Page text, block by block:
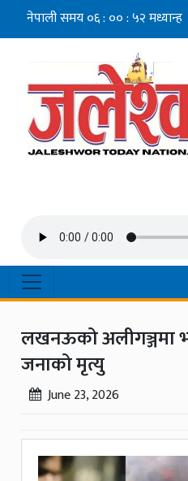
लखनऊको अलीगञ्जमा
जनाको मृत्यु
June 23, 2026